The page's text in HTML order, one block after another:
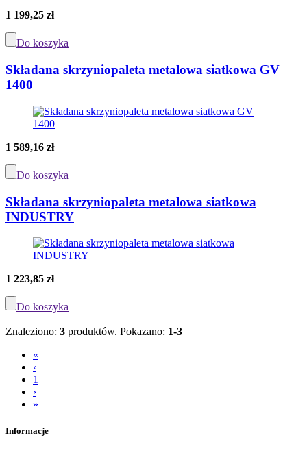
1 199,25 zł
Do koszyka
Składana skrzyniopaleta metalowa siatkowa GV
1400
1 589,16 zł
Do koszyka
Składana skrzyniopaleta metalowa siatkowa
INDUSTRY
1 223,85 zł
Do koszyka
Znaleziono: 3 produktów. Pokazano: 1-3
«
‹
1
›
»
Informacje